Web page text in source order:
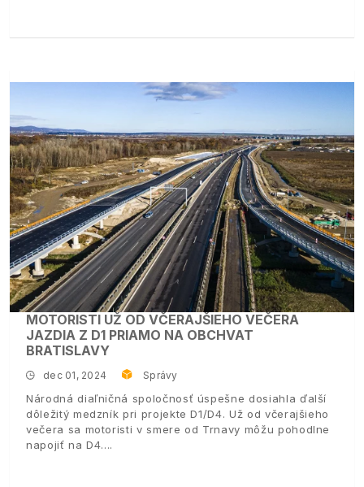
MOTORISTI UŽ OD VČERAJŠIEHO VEČERA
JAZDIA Z D1 PRIAMO NA OBCHVAT
BRATISLAVY
dec 01, 2024 Správy
Národná diaľničná spoločnosť úspešne dosiahla ďalší
dôležitý medzník pri projekte D1/D4. Už od včerajšieho
večera sa motoristi v smere od Trnavy môžu pohodlne
napojiť na D4.